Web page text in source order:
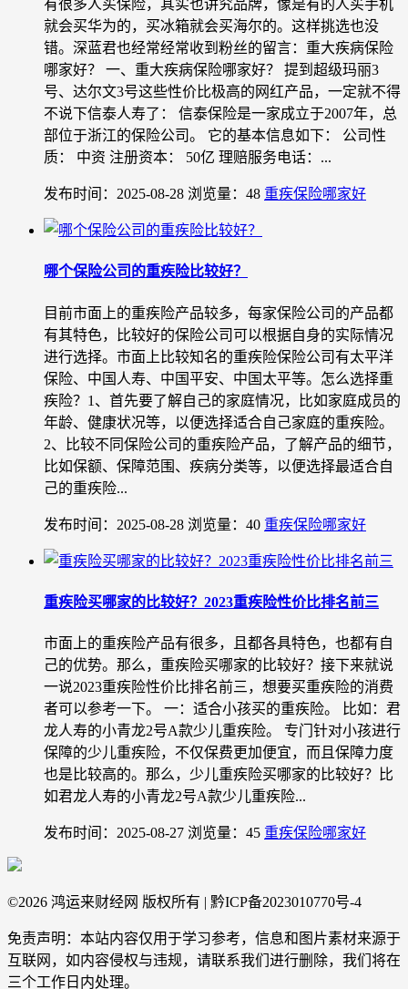
有很多人买保险，其实也讲究品牌，像是有的人买手机
就会买华为的，买冰箱就会买海尔的。这样挑选也没
错。深蓝君也经常经常收到粉丝的留言：重大疾病保险
哪家好？ 一、重大疾病保险哪家好？ 提到超级玛丽3
号、达尔文3号这些性价比极高的网红产品，一定就不得
不说下信泰人寿了： 信泰保险是一家成立于2007年，总
部位于浙江的保险公司。 它的基本信息如下： 公司性
质： 中资 注册资本： 50亿 理赔服务电话：...
发布时间：2025-08-28 浏览量：48 重疾保险哪家好
哪个保险公司的重疾险比较好？
目前市面上的重疾险产品较多，每家保险公司的产品都
有其特色，比较好的保险公司可以根据自身的实际情况
进行选择。市面上比较知名的重疾险保险公司有太平洋
保险、中国人寿、中国平安、中国太平等。怎么选择重
疾险？1、首先要了解自己的家庭情况，比如家庭成员的
年龄、健康状况等，以便选择适合自己家庭的重疾险。
2、比较不同保险公司的重疾险产品，了解产品的细节，
比如保额、保障范围、疾病分类等，以便选择最适合自
己的重疾险...
发布时间：2025-08-28 浏览量：40 重疾保险哪家好
重疾险买哪家的比较好？2023重疾险性价比排名前三
市面上的重疾险产品有很多，且都各具特色，也都有自
己的优势。那么，重疾险买哪家的比较好？接下来就说
一说2023重疾险性价比排名前三，想要买重疾险的消费
者可以参考一下。 一：适合小孩买的重疾险。 比如：君
龙人寿的小青龙2号A款少儿重疾险。 专门针对小孩进行
保障的少儿重疾险，不仅保费更加便宜，而且保障力度
也是比较高的。那么，少儿重疾险买哪家的比较好？比
如君龙人寿的小青龙2号A款少儿重疾险...
发布时间：2025-08-27 浏览量：45 重疾保险哪家好
©2026 鸿运来财经网 版权所有 | 黔ICP备2023010770号-4
免责声明：本站内容仅用于学习参考，信息和图片素材来源于
互联网，如内容侵权与违规，请联系我们进行删除，我们将在
三个工作日内处理。